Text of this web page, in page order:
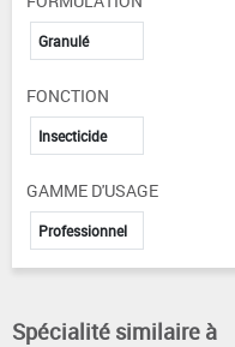
Granulé
FONCTION
Insecticide
GAMME D'USAGE
Professionnel
Spécialité similaire à